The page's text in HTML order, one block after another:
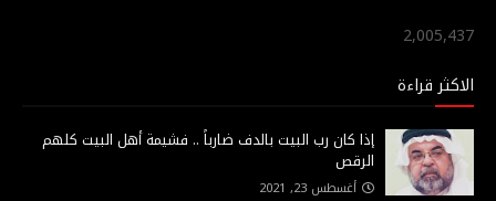
2,005,437
الاكثر قراءة
إذا كان رب البيت بالدف ضارباً .. فشيمة أهل البيت كلهم
الرقص
أغسطس 23, 2021